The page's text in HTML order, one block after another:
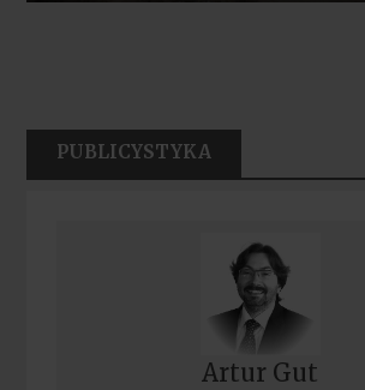
PUBLICYSTYKA
Artur Gut